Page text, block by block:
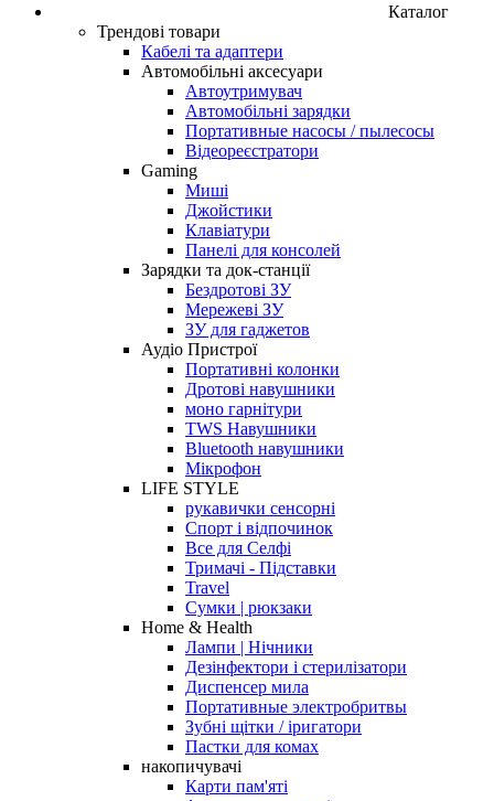
Каталог
Трендові товари
Кабелі та адаптери
Автомобільні аксесуари
Автоутримувач
Автомобільні зарядки
Портативные насосы / пылесосы
Відеореєстратори
Gaming
Миші
Джойстики
Клавіатури
Панелі для консолей
Зарядки та док-станції
Бездротові ЗУ
Мережеві ЗУ
ЗУ для гаджетов
Аудіо Пристрої
Портативні колонки
Дротові навушники
моно гарнітури
TWS Навушники
Bluetooth навушники
Мікрофон
LIFE STYLE
рукавички сенсорні
Спорт і відпочинок
Все для Селфі
Тримачі - Підставки
Travel
Сумки | рюкзаки
Home & Health
Лампи | Нічники
Дезінфектори і стерилізатори
Диспенсер мила
Портативные электробритвы
Зубні щітки / іригатори
Пастки для комах
накопичувачі
Карти пам'яті